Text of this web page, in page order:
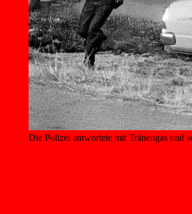
Die Polizei antwortete mit Tränengas und